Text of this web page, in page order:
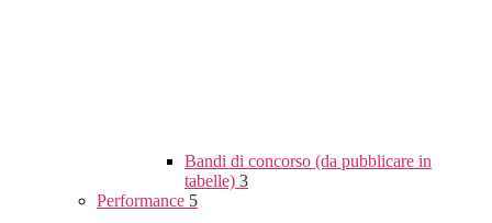
Bandi di concorso (da pubblicare in
tabelle) 3
Performance 5